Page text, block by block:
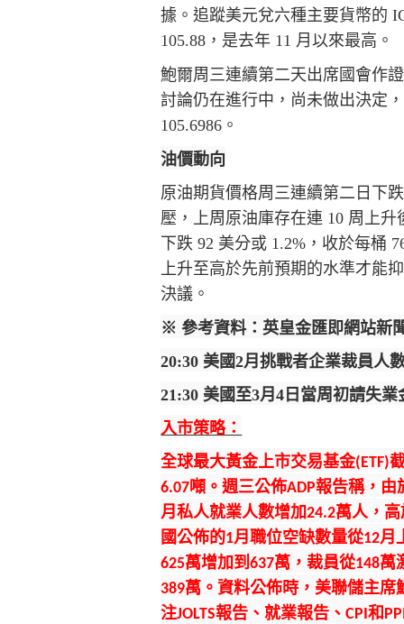
據。追蹤美元兌六種主要貨幣的
105.88，是去年 11 月以來最高。
鮑爾周三連續第二天出席國會作
討論仍在進行中，尚未做出決定
105.6986。
油價動向
原油期貨價格周三連續第二日下
壓，上周原油庫存在連 10 周上
下跌 92 美分或 1.2%，收於每桶
上升至高於先前預期的水準才能
決議。
※ 參考資料：英皇金匯即網站新
20:30美國2月挑戰者企業裁員人
21:30美國至3月4日當周初請失業
入市策略：
全球最大黃金上市交易基金(ETF)
6.07噸。週三公佈ADP報告稱，由
月私人就業人數增加24.2萬人，
國公佈的1月職位空缺數量從12月
625萬增加到637萬，裁員從148萬
389萬。資料公佈時，美聯儲主
注JOLTS報告、就業報告、CPI和